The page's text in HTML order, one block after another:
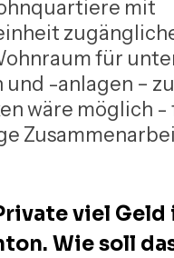
mit
für
-anlagen –
wäre möglich -
viel
Wie soll